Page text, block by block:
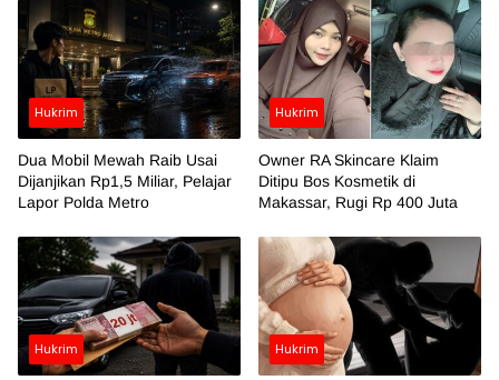
Hukrim
Dua Mobil Mewah Raib Usai
Dijanjikan Rp1,5 Miliar, Pelajar
Lapor Polda Metro
Hukrim
Owner RA Skincare Klaim
Ditipu Bos Kosmetik di
Makassar, Rugi Rp 400 Juta
Hukrim Hukrim